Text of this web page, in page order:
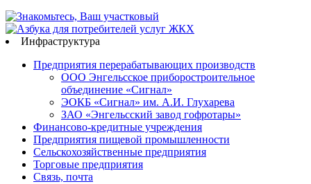
Инфраструктура
Предприятия перерабатывающих производств
ООО Энгельсское приборостроительное
объединение «Сигнал»
ЭОКБ «Сигнал» им. А.И. Глухарева
ЗАО «Энгельсский завод гофротары»
Финансово-кредитные учреждения
Предприятия пищевой промышленности
Сельскохозяйственные предприятия
Торговые предприятия
Связь, почта